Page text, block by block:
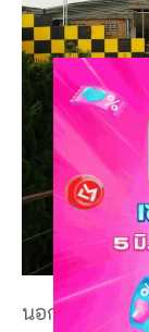
นอกจากถนนค